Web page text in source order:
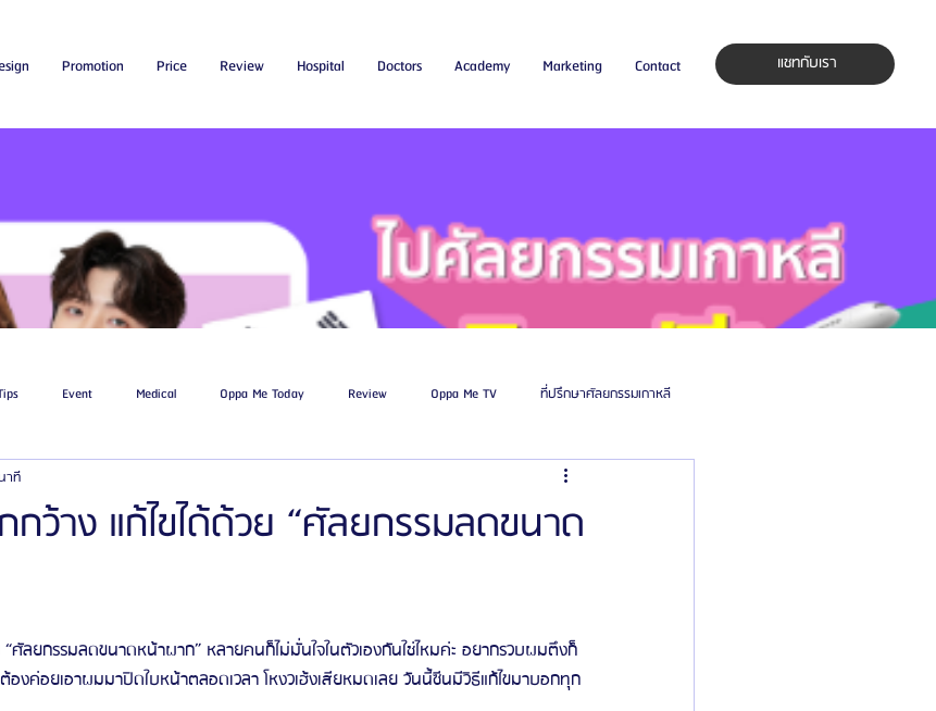
Promotion Price Review Hospital Doctors Academy Marketing Contact แชทกับเรา
Event Medical Oppa Me Today Review Oppa Me TV ที่ปรึกษาศัลยกรรมเกาหลี
ศัลยแพทย์ ประเทศเกาหลี
จีเอ็นจี
โรงพยาบาลศัลยกรรมนานะ โรงพยาบาลศัลยกรรมรูบี Certified Consultant คู่มือศัลยกรรม
ว้าง แก้ไขได้ด้วย “ศัลยกรรมลดขนาด
าที
“ศัลยกรรมลดขนาดหน้าผาก” หลายคนก็ไม่มั่นใจในตัวเองกันใช่ไหมค่ะ อยากรวบผมตึงก็
องค่อยเอาผมมาปิดใบหน้าตลอดเวลา โหงวเฮ้งเสียหมดเลย วันนี้ซีนมีวิธีแก้ไขมาบอกทุก